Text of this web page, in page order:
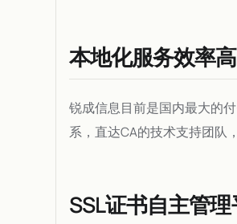
本地化服务效率高
锐成信息目前是国内最大的
系，直达CA的技术支持团队
SSL证书自主管